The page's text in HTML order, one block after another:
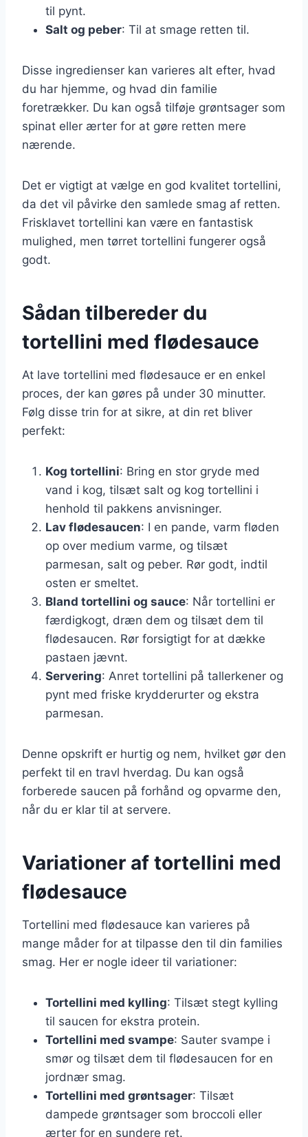
til pynt.
Salt og peber: Til at smage retten til.
Disse ingredienser kan varieres alt efter, hvad
du har hjemme, og hvad din familie
foretrækker. Du kan også tilføje grøntsager som
spinat eller ærter for at gøre retten mere
nærende.
Det er vigtigt at vælge en god kvalitet tortellini,
da det vil påvirke den samlede smag af retten.
Frisklavet tortellini kan være en fantastisk
mulighed, men tørret tortellini fungerer også
godt.
Sådan tilbereder du
tortellini med flødesauce
At lave tortellini med flødesauce er en enkel
proces, der kan gøres på under 30 minutter.
Følg disse trin for at sikre, at din ret bliver
perfekt:
Kog tortellini: Bring en stor gryde med
vand i kog, tilsæt salt og kog tortellini i
henhold til pakkens anvisninger.
Lav flødesaucen: I en pande, varm fløden
op over medium varme, og tilsæt
parmesan, salt og peber. Rør godt, indtil
osten er smeltet.
Bland tortellini og sauce: Når tortellini er
færdigkogt, dræn dem og tilsæt dem til
flødesaucen. Rør forsigtigt for at dække
pastaen jævnt.
Servering: Anret tortellini på tallerkener og
pynt med friske krydderurter og ekstra
parmesan.
Denne opskrift er hurtig og nem, hvilket gør den
perfekt til en travl hverdag. Du kan også
forberede saucen på forhånd og opvarme den,
når du er klar til at servere.
Variationer af tortellini med
flødesauce
Tortellini med flødesauce kan varieres på
mange måder for at tilpasse den til din families
smag. Her er nogle ideer til variationer:
Tortellini med kylling: Tilsæt stegt kylling
til saucen for ekstra protein.
Tortellini med svampe: Sauter svampe i
smør og tilsæt dem til flødesaucen for en
jordnær smag.
Tortellini med grøntsager: Tilsæt
dampede grøntsager som broccoli eller
ærter for en sundere ret.